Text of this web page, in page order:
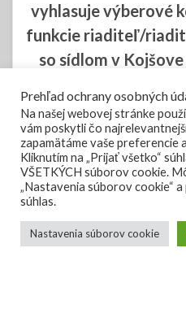
vyhlasuje výberové
funkcie riaditeľ/
so sídlom v
Výberové konanie –
JÚN
24
Pozvánka
Obecného
Prehľad ochrany osobných
Na našej webovej stránke
vám poskytli čo
zapamätáme vaše preferencie
Kliknutím na „Prijať všetko“
VŠETKÝCH súborov cookie.
„Nastavenia súborov cookie“
súhlas.
Nastavenia súborov cookie